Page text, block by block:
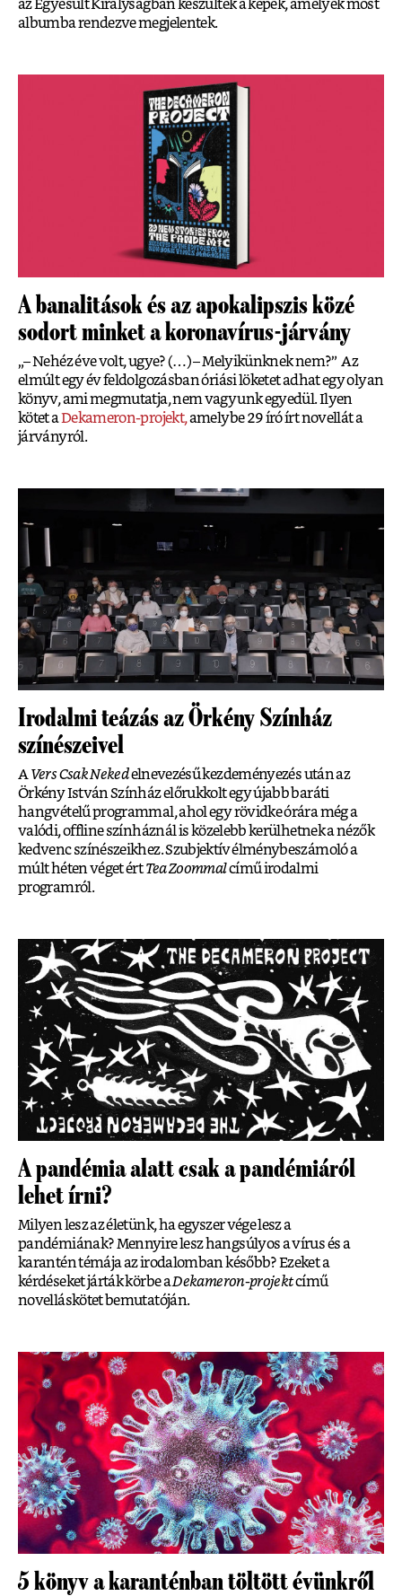
az Egyesült Királyságban készültek a képek, amelyek most
albumba rendezve megjelentek.
A banalitások és az apokalipszis közé
sodort minket a koronavírus-járvány
„– Nehéz éve volt, ugye? (…) – Melyikünknek nem?” Az
elmúlt egy év feldolgozásban óriási löketet adhat egy olyan
könyv, ami megmutatja, nem vagyunk egyedül. Ilyen
kötet aDekameron-projekt,amelybe 29 író írt novellát a
járványról.
Irodalmi teázás az Örkény Színház
színészeivel
A Vers Csak Nekedelnevezésű kezdeményezés után az
Örkény István Színház előrukkolt egy újabb baráti
hangvételű programmal, ahol egy rövidke órára még a
valódi, offline színháznál is közelebb kerülhetnek a nézők
kedvenc színészeikhez. Szubjektív élménybeszámoló a
múlt héten véget értTea Zoommalcímű irodalmi
programról.
A pandémia alatt csak a pandémiáról
lehet írni?
Milyen lesz az életünk, ha egyszer vége lesz a
pandémiának? Mennyire lesz hangsúlyos a vírus és a
karantén témája az irodalomban később? Ezeket a
kérdéseket járták körbe aDekameron-projektcímű
novelláskötet bemutatóján.
5 könyv a karanténban töltött évünkről